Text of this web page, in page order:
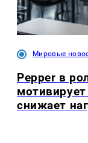
Мировые
Pepper в
снижает